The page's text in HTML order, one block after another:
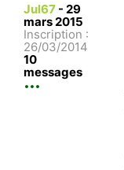
Jul67 - 29
mars 2015
Inscription :
26/03/2014
10
messages